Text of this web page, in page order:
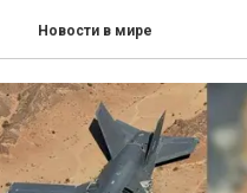
Новости в мире